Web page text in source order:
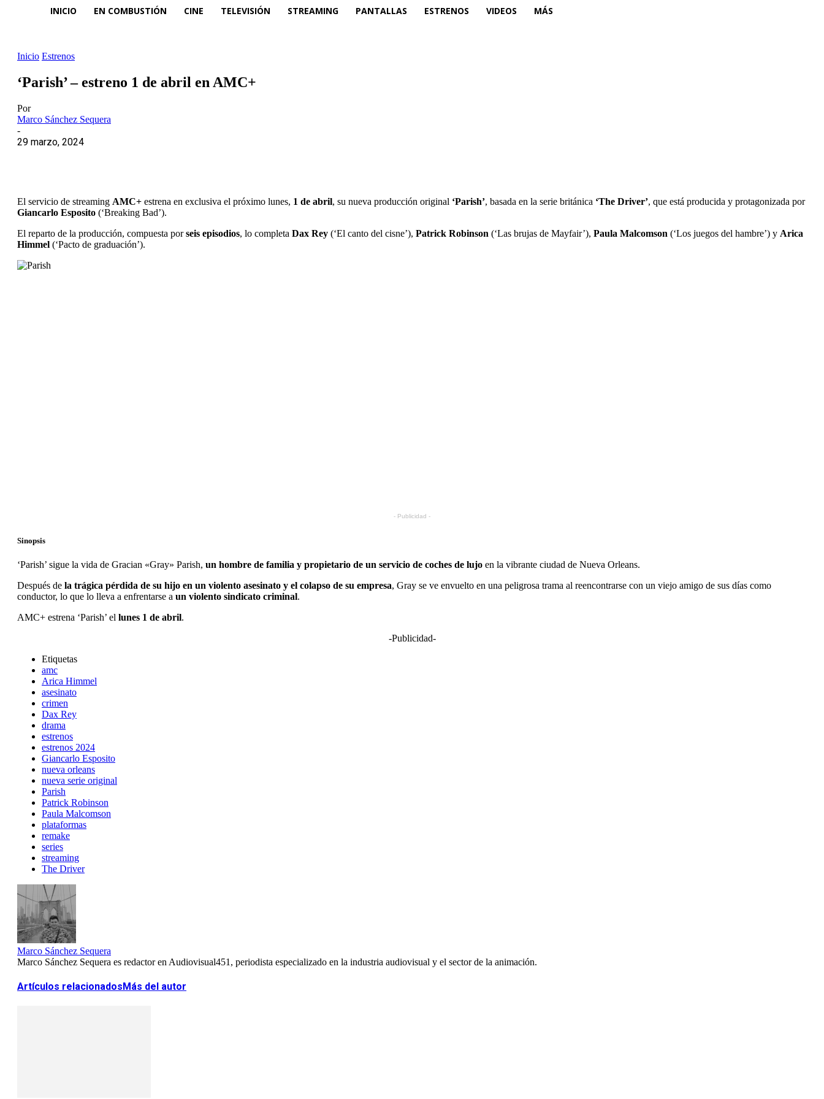
INICIO EN COMBUSTIÓN CINE TELEVISIÓN STREAMING PANTALLAS ESTRENOS VIDEOS MÁS
Inicio Estrenos
‘Parish’ – estreno 1 de abril en AMC+
Por
Marco Sánchez Sequera
-
29 marzo, 2024
El servicio de streaming AMC+ estrena en exclusiva el próximo lunes, 1 de abril, su nueva producción original ‘Parish’, basada en la serie británica ‘The Driver’, que está producida y protagonizada por
Giancarlo Esposito (‘Breaking Bad’).
El reparto de la producción, compuesta porseis episodios, lo completa Dax Rey (‘El canto del cisne’), Patrick Robinson (‘Las brujas de Mayfair’), Paula Malcomson (‘Los juegos del hambre’) y Arica
Himmel (‘Pacto de graduación’).
- Publicidad -
Sinopsis
‘Parish’ sigue la vida de Gracian «Gray» Parish, un hombre de familia y propietario de un servicio de coches de lujo en la vibrante ciudad de Nueva Orleans.
Después de la trágica pérdida de su hijo en un violento asesinato y el colapso de su empresa, Gray se ve envuelto en una peligrosa trama al reencontrarse con un viejo amigo de sus días como
conductor, lo que lo lleva a enfrentarse a un violento sindicato criminal.
AMC+ estrena ‘Parish’ el lunes 1 de abril.
-Publicidad-
Etiquetas
amc
Arica Himmel
asesinato
crimen
Dax Rey
drama
estrenos
estrenos 2024
Giancarlo Esposito
nueva orleans
nueva serie original
Parish
Patrick Robinson
Paula Malcomson
plataformas
remake
series
streaming
The Driver
Marco Sánchez Sequera
Marco Sánchez Sequera es redactor en Audiovisual451, periodista especializado en la industria audiovisual y el sector de la animación.
Artículos relacionados Más del autor